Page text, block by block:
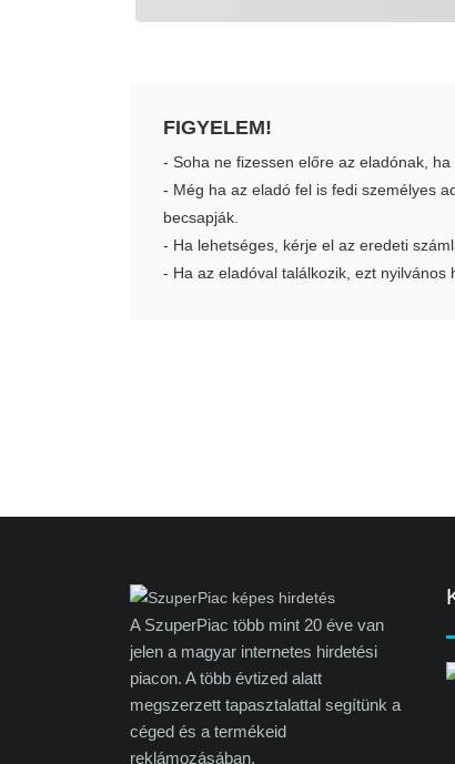
FIGYELEM!
- Soha ne fizessen előre az eladónak, ha
- Még ha az eladó fel is fedi személyes
becsapják.
- Ha lehetséges, kérje el az eredeti
- Ha az eladóval találkozik, ezt nyilvános
A SzuperPiac több mint 20 éve van
jelen a magyar internetes hirdetési
piacon. A több évtized alatt
megszerzett tapasztalattal segítünk a
céged és a termékeid
reklámozásában.